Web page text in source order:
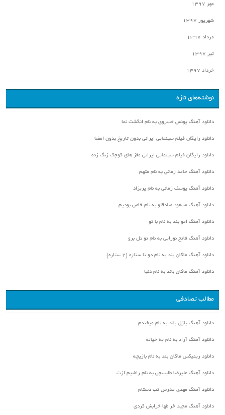
مهر ۱۳۹۷
شهریور ۱۳۹۷
مرداد ۱۳۹۷
تیر ۱۳۹۷
خرداد ۱۳۹۷
نوشته‌های تازه
دانلود آهنگ یونس خسروی به نام انگشت نما
دانلود رایگان فیلم سینمایی ایرانی بدون تاریخ بدون امضا
دانلود رایگان فیلم سینمایی ایرانی مغز های کوچک زنگ زده
دانلود آهنگ حامد زمانی به نام متهم
دانلود آهنگ یوسف زمانی به نام پریزاد
دانلود آهنگ مسعود صادقلو به نام خاص بودیم
دانلود آهنگ امو بند به نام با تو
دانلود آهنگ فاتح نورایی به نام تو دل برو
دانلود آهنگ ماکان بند به نام دو تا ستاره (۲ ستاره)
دانلود آهنگ ماکان باند به نام دنیا
مطالب تصادفی
دانلود آهنگ پازل باند به نام میخندم
دانلود آهنگ آراد به نام یه خیاله
دانلود ریمیکس ماکان بند به نام بازیچه
دانلود آهنگ علیرضا طلیسچی به نام راضیم ازت
دانلود آهنگ مهدی مدرس تب دستام
دانلود آهنگ مجید خراطها خرابش کردی